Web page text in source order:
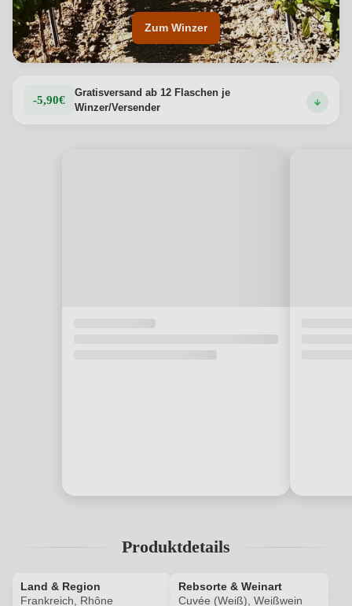
Zum Winzer
-5,90€
Gratisversand ab 12 Flaschen je
Winzer/Versender
Produktdetails
Land & Region
Frankreich, Rhône
Rebsorte & Weinart
Cuvée (Weiß), Weißwein